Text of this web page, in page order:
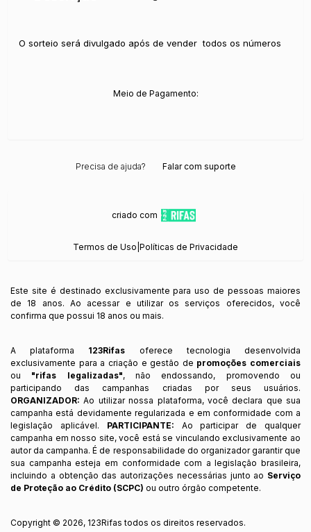
O sorteio será divulgado após de vender todos os números
Meio de Pagamento:
Precisa de ajuda? Falar com suporte
criado com
Termos de Uso Políticas de Privacidade
Este site é destinado exclusivamente para uso de pessoas maiores
de 18 anos. Ao acessar e utilizar os serviços oferecidos, você
confirma que possui 18 anos ou mais.
A plataforma 123Rifas oferece tecnologia desenvolvida
exclusivamente para a criação e gestão de promoções comerciais
ou "rifas legalizadas", não endossando, promovendo ou
participando das campanhas criadas por seus usuários.
ORGANIZADOR: Ao utilizar nossa plataforma, você declara que sua
campanha está devidamente regularizada e em conformidade com a
legislação aplicável. PARTICIPANTE: Ao participar de qualquer
campanha em nosso site, você está se vinculando exclusivamente ao
autor da campanha. É de responsabilidade do organizador garantir que
sua campanha esteja em conformidade com a legislação brasileira,
incluindo a obtenção das autorizações necessárias junto ao Serviço
de Proteção ao Crédito (SCPC) ou outro órgão competente.
Copyright © 2026, 123Rifas todos os direitos reservados.